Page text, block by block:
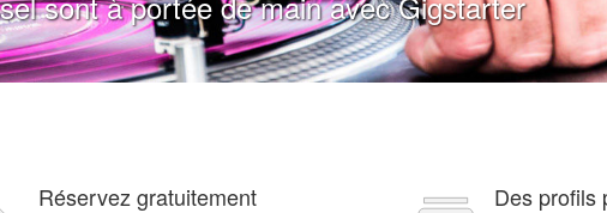
Réservez gratuitement Des profils